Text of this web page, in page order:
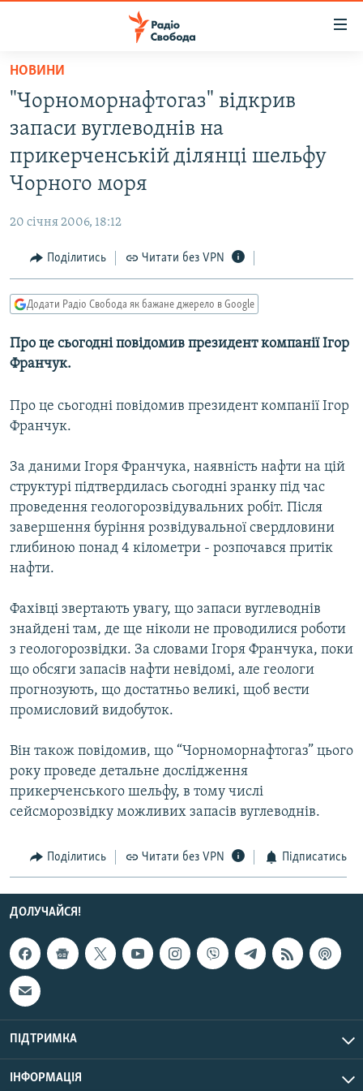
Перейти
основного
матеріалу
до
основної
Перейти
пошуку
РАДІО СВОБОДА – 70 РОКІВ
ВСЕ ЗА ДОБУ
КУЛЬТУРА
СПОРТ
СВІТ
ВІЙНА
ДОНБАС.РЕАЛІЇ
КРИМ.РЕАЛІЇ
ТИ ЯК?
ПРИАЗОВ’Я
МУЛЬТИМЕДІА
ФОТО
СПЕЦПРОЄКТИ
ПОДКАСТИ
КРИМ РЕАЛІЇ
РУС
ДОЛУЧАЙСЯ!
Усі сайти RFE/RL
НОВИНИ
"Чорноморнафтогаз" відкрив
запаси вуглеводнів на
прикерченській ділянці шельфу
Чорного моря
20 січня 2006, 18:12
Поділитись Читати без VPN
Додати Радіо Свобода як бажане джерело в Google
Про це сьогодні повідомив президент компанії Ігор
Франчук.
Про це сьогодні повідомив президент компанії Ігор
Франчук.
За даними Ігоря Франчука, наявність нафти на цій
структурі підтвердилась сьогодні зранку під час
проведення геологорозвідувальних робіт. Після
завершення буріння розвідувальної свердловини
глибиною понад 4 кілометри - розпочався притік
нафти.
Фахівці звертають увагу, що запаси вуглеводнів
знайдені там, де ще ніколи не проводилися роботи
з геологорозвідки. За словами Ігоря Франчука, поки
що обсяги запасів нафти невідомі, але геологи
прогнозують, що достатньо великі, щоб вести
промисловий видобуток.
Він також повідомив, що “Чорноморнафтогаз” цього
року проведе детальне дослідження
прикерченського шельфу, в тому числі
сейсморозвідку можливих запасів вуглеводнів.
Поділитись Читати без VPN Підписатись
ДОЛУЧАЙСЯ!
ПІДТРИМКА
ІНФОРМАЦІЯ